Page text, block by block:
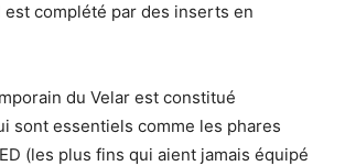
est complété par des inserts en
du Velar est constitué
sont essentiels comme les phares
(les plus fins qui aient jamais équipé